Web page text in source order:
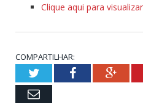
Clique aqui para visualizar
COMPARTILHAR:
TwitterFacebook
Email